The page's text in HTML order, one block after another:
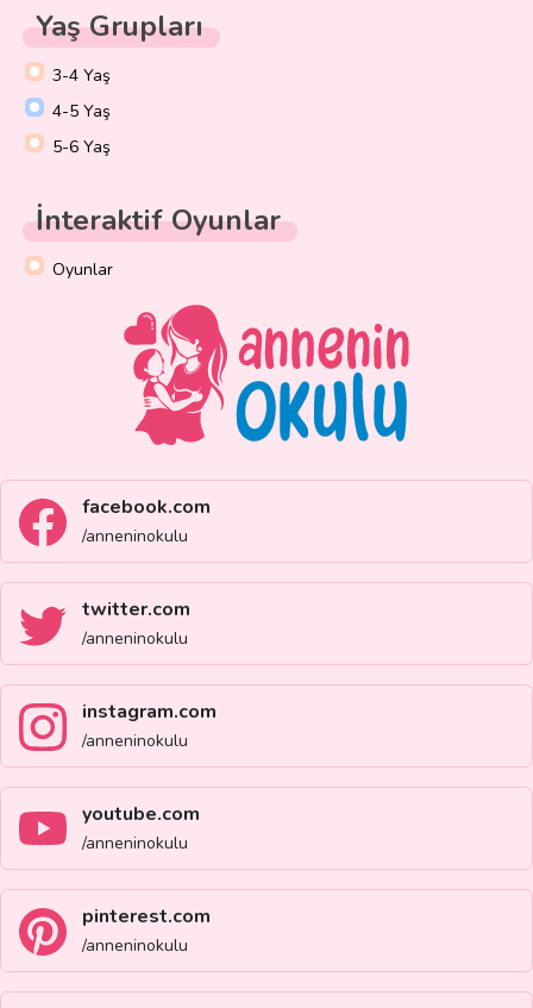
Yaş Grupları
3-4 Yaş
4-5 Yaş
5-6 Yaş
İnteraktif Oyunlar
Oyunlar
facebook.com
/anneninokulu
twitter.com
/anneninokulu
instagram.com
/anneninokulu
youtube.com
/anneninokulu
pinterest.com
/anneninokulu